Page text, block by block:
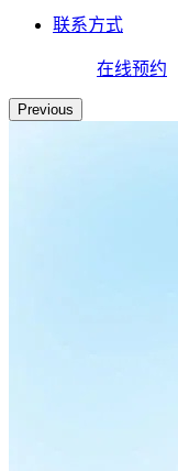
联系方式
在线预约
Previous